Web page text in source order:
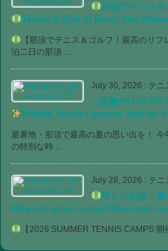
那須でテニス＆
Tennis & Golf in Nasu! The
【那須でテニス＆ゴルフ！最高のリフ
泊二日の那須 ...
July 30, 2026 : テニ
ご家族だけのプラ
Private Tennis Lessons Just for
避暑地・那須で最高の夏の思い出を！
の特別な時 ...
July 28, 2026 : テニ
涼しいお盆・夏
Why not spend a cool Obon and
【2026 SUMMER TENNIS CAMPS 開